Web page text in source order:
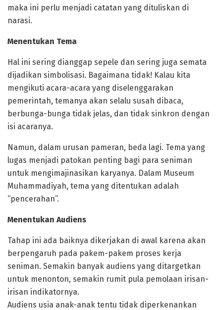
maka ini perlu menjadi catatan yang dituliskan di
narasi.
Menentukan Tema
Hal ini sering dianggap sepele dan sering juga semata
dijadikan simbolisasi. Bagaimana tidak! Kalau kita
mengikuti acara-acara yang diselenggarakan
pemerintah, temanya akan selalu susah dibaca,
berbunga-bunga tidak jelas, dan tidak sinkron dengan
isi acaranya.
Namun, dalam urusan pameran, beda lagi. Tema yang
lugas menjadi patokan penting bagi para seniman
untuk mengimajinasikan karyanya. Dalam Museum
Muhammadiyah, tema yang ditentukan adalah
“pencerahan”.
Menentukan Audiens
Tahap ini ada baiknya dikerjakan di awal karena akan
berpengaruh pada pakem-pakem proses kerja
seniman. Semakin banyak audiens yang ditargetkan
untuk menonton, semakin rumit pula pemolaan irisan-
irisan indikatornya.
Audiens usia anak-anak tentu tidak diperkenankan